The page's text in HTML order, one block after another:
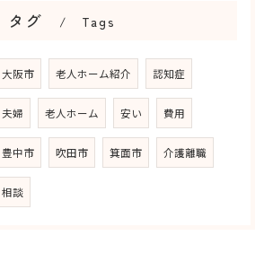
タグ Tags
大阪市 老人ホーム紹介 認知症
夫婦 老人ホーム 安い 費用
豊中市 吹田市 箕面市 介護離職
相談